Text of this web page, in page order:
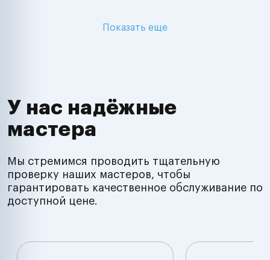
Показать еще
У нас надёжные
мастера
Мы стремимся проводить тщательную
проверку наших мастеров, чтобы
гарантировать качественное обслуживание по
доступной цене.